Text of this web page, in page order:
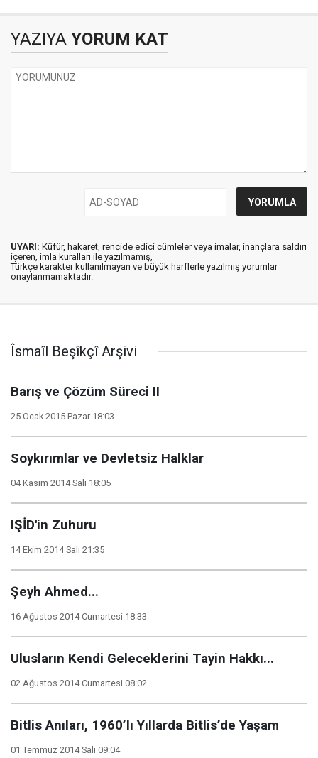
YAZIYA YORUM KAT
UYARI: Küfür, hakaret, rencide edici cümleler veya imalar, inançlara saldırı
içeren, imla kuralları ile yazılmamış,
Türkçe karakter kullanılmayan ve büyük harflerle yazılmış yorumlar
onaylanmamaktadır.
Îsmaîl Beşîkçî Arşivi
Barış ve Çözüm Süreci II
25 Ocak 2015 Pazar 18:03
Soykırımlar ve Devletsiz Halklar
04 Kasım 2014 Salı 18:05
IŞİD'in Zuhuru
14 Ekim 2014 Salı 21:35
Şeyh Ahmed...
16 Ağustos 2014 Cumartesi 18:33
Ulusların Kendi Geleceklerini Tayin Hakkı...
02 Ağustos 2014 Cumartesi 08:02
Bitlis Anıları, 1960’lı Yıllarda Bitlis’de Yaşam
01 Temmuz 2014 Salı 09:04